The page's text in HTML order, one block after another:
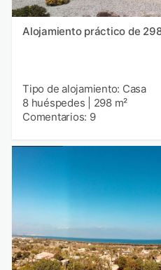
Alojamiento práctico de
Tipo de alojamiento: Casa
8 huéspedes
298 m²
Comentarios: 9